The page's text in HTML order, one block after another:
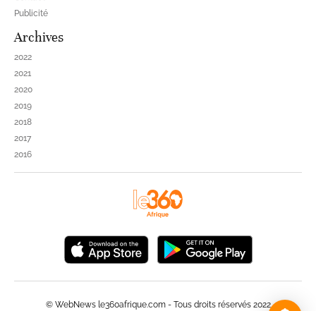
Publicité
Archives
2022
2021
2020
2019
2018
2017
2016
© WebNews le360afrique.com - Tous droits réservés 2022